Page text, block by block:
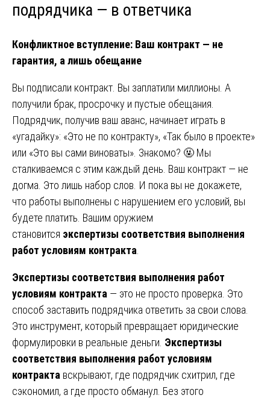
подрядчика — в ответчика
Конфликтное вступление: Ваш контракт — не
гарантия, а лишь обещание
Вы подписали контракт. Вы заплатили миллионы. А
получили брак, просрочку и пустые обещания.
Подрядчик, получив ваш аванс, начинает играть в
«угадайку»: «Это не по контракту», «Так было в проекте»
или «Это вы сами виноваты». Знакомо? 🤬 Мы
сталкиваемся с этим каждый день. Ваш контракт — не
догма. Это лишь набор слов. И пока вы не докажете,
что работы выполнены с нарушением его условий, вы
будете платить. Вашим оружием
становится экспертизы соответствия выполнения
работ условиям контракта
Экспертизы соответствия выполнения работ
условиям контракта — это не просто проверка. Это
способ заставить подрядчика ответить за свои слова.
Это инструмент, который превращает юридические
формулировки в реальные деньги. Экспертизы
соответствия выполнения работ условиям
контракта вскрывают, где подрядчик схитрил, где
сэкономил, а где просто обманул. Без этого